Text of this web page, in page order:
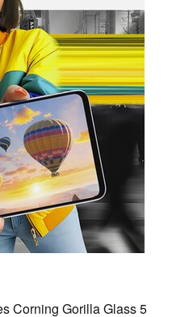
Corning Gorilla Glass 5